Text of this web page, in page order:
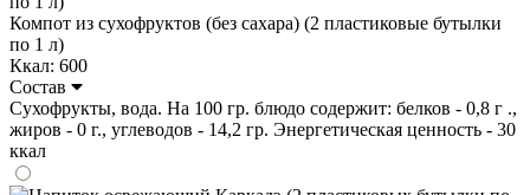
Компот из сухофруктов (без сахара) (2 пластиковые бутылки
по 1 л)
Ккал: 600
Состав
Сухофрукты, вода. На 100 гр. блюдо содержит: белков - 0,8 г .,
жиров - 0 г., углеводов - 14,2 гр. Энергетическая ценность - 30
ккал